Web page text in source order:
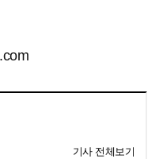
기사 전체보기